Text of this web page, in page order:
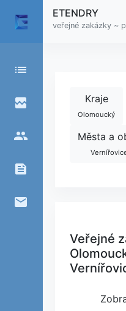
list
broken_image
people
feed
email
ETENDRY
veřejné zakázky ~
Kraje
Olomoucký
Města a
Veřejné